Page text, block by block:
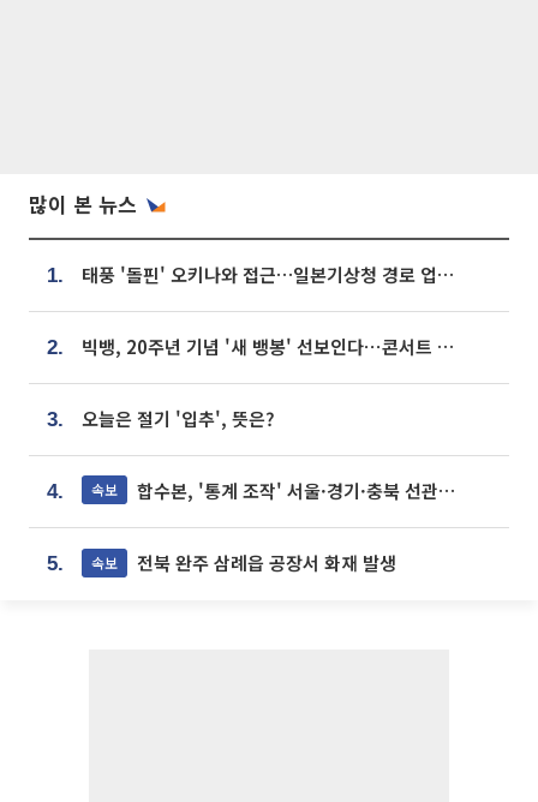
많이 본 뉴스
1. 태풍 '돌핀' 오키나와 접근…일본기상청 경로 업데이트
2. 빅뱅, 20주년 기념 '새 뱅봉' 선보인다⋯콘서트 앞두고 팝업 개최
3. 오늘은 절기 '입추', 뜻은?
4. 속보 합수본, '통계 조작' 서울·경기·충북 선관위 등 추가 압수수색
5. 속보 전북 완주 삼례읍 공장서 화재 발생